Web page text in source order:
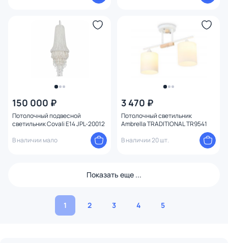
150 000 ₽
Потолочный подвесной
светильник Covali E14 JPL-20012
В наличии мало
3 470 ₽
Потолочный светильник
Ambrella TRADITIONAL TR9541
В наличии 20 шт.
Показать еще ...
1 2 3 4 5